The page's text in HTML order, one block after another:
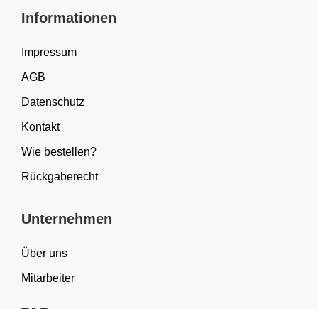
Informationen
Impressum
AGB
Datenschutz
Kontakt
Wie bestellen?
Rückgaberecht
Unternehmen
Über uns
Mitarbeiter